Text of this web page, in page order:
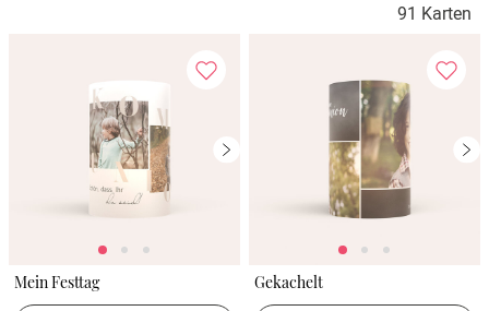
91 Karten
Mein Festtag Gekachelt